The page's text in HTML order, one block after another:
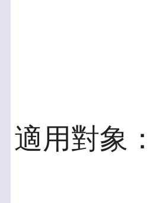
適用對象：